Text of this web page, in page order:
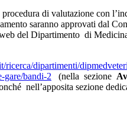
di valutazione con
saranno approvati dal
del Dipartimento di
ricerca/dipartimenti/
gare/bandi-2 (nella sezione
nell’apposita sezione